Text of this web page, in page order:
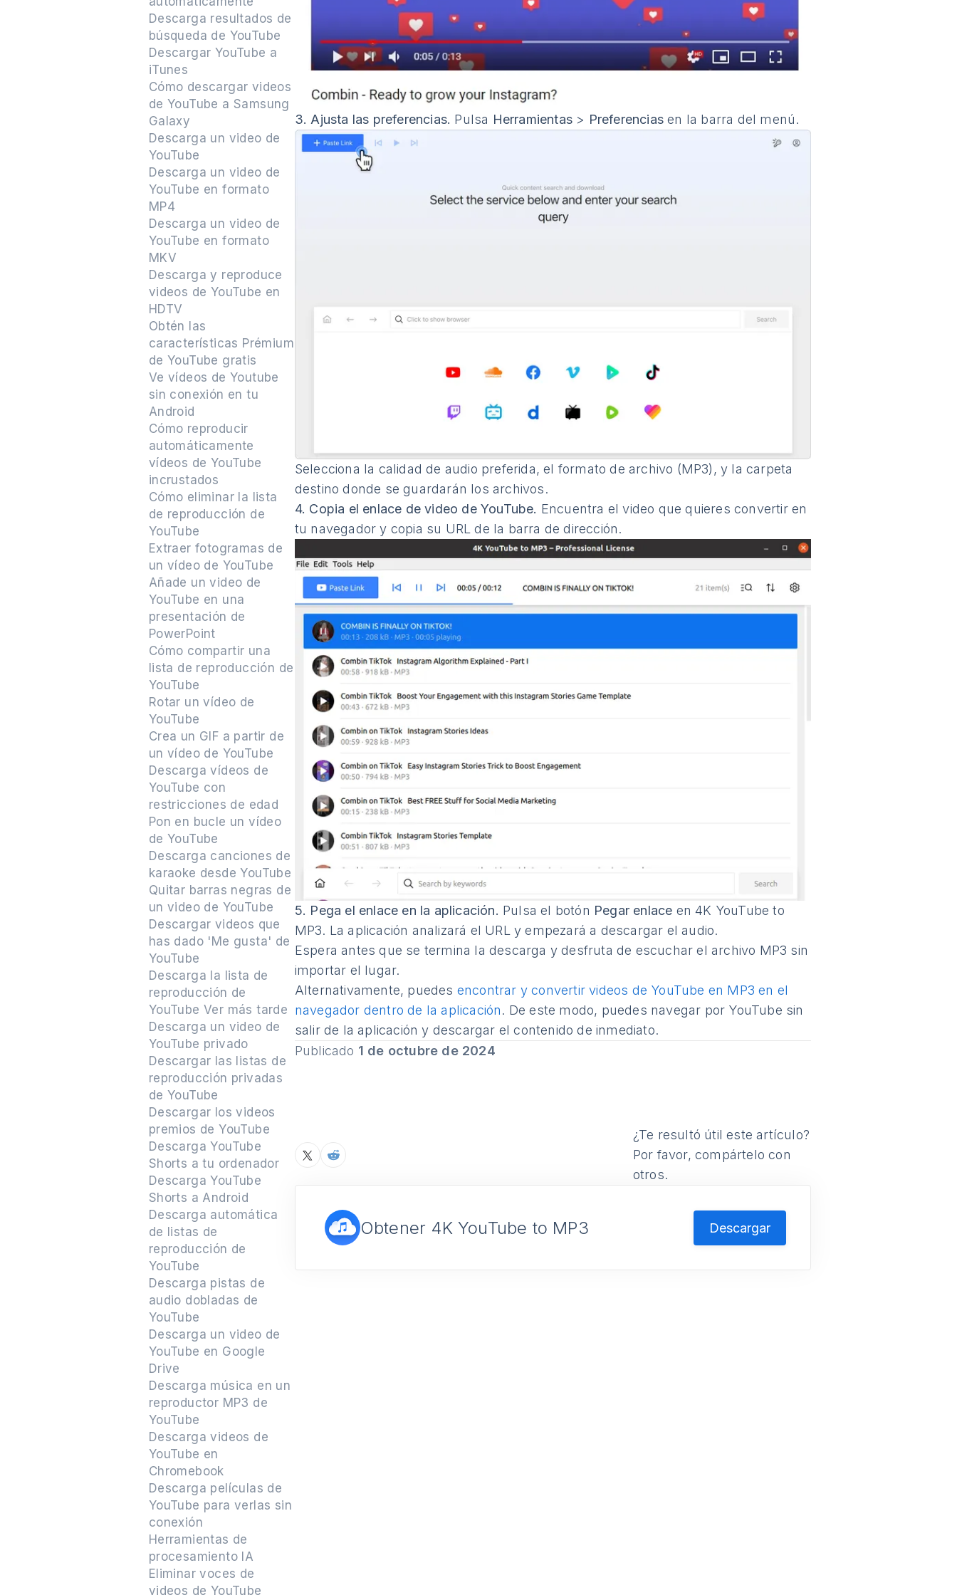
Descarga resultados de
búsqueda de YouTube
Descargar YouTube a
iTunes
Cómo descargar videos
de YouTube a Samsung
Galaxy
Descarga un video de
YouTube
Descarga un video de
YouTube en formato
MP4
Descarga un video de
YouTube en formato
MKV
Descarga y reproduce
videos de YouTube en
HDTV
Obtén las
características Prémium
de YouTube gratis
Ve vídeos de Youtube
sin conexión en tu
Android
Cómo reproducir
automáticamente
vídeos de YouTube
incrustados
Cómo eliminar la lista
de reproducción de
YouTube
Extraer fotogramas de
un vídeo de YouTube
Añade un video de
YouTube en una
presentación de
PowerPoint
Cómo compartir una
lista de reproducción de
YouTube
Rotar un vídeo de
YouTube
Crea un GIF a partir de
un vídeo de YouTube
Descarga vídeos de
YouTube con
restricciones de edad
Pon en bucle un vídeo
de YouTube
Descarga canciones de
karaoke desde YouTube
Quitar barras negras de
un video de YouTube
Descargar videos que
has dado 'Me gusta' de
YouTube
Descarga la lista de
reproducción de
YouTube Ver más tarde
Descarga un video de
YouTube privado
Descargar las listas de
reproducción privadas
de YouTube
Descargar los videos
premios de YouTube
Descarga YouTube
Shorts a tu ordenador
Descarga YouTube
Shorts a Android
Descarga automática
de listas de
reproducción de
YouTube
Descarga pistas de
audio dobladas de
YouTube
Descarga un video de
YouTube en Google
Drive
Descarga música en un
reproductor MP3 de
YouTube
Descarga videos de
YouTube en
Chromebook
Descarga películas de
YouTube para verlas sin
conexión
Herramientas de
procesamiento IA
Eliminar voces de
videos de YouTube
3. Ajusta las preferencias. Pulsa Herramientas > Preferencias en la barra del menú.
Selecciona la calidad de audio preferida, el formato de archivo (MP3), y la carpeta
destino donde se guardarán los archivos.
4. Copia el enlace de video de YouTube. Encuentra el video que quieres convertir en
tu navegador y copia su URL de la barra de dirección.
5. Pega el enlace en la aplicación. Pulsa el botón Pegar enlace en 4K YouTube to
MP3. La aplicación analizará el URL y empezará a descargar el audio.
Espera antes que se termina la descarga y desfruta de escuchar el archivo MP3 sin
importar el lugar.
Alternativamente, puedes encontrar y convertir videos de YouTube en MP3 en el
navegador dentro de la aplicación. De este modo, puedes navegar por YouTube sin
salir de la aplicación y descargar el contenido de inmediato.
Publicado 1 de octubre de 2024
¿Te resultó útil este artículo?
Por favor, compártelo con
otros.
Obtener 4K YouTube to MP3 Descargar